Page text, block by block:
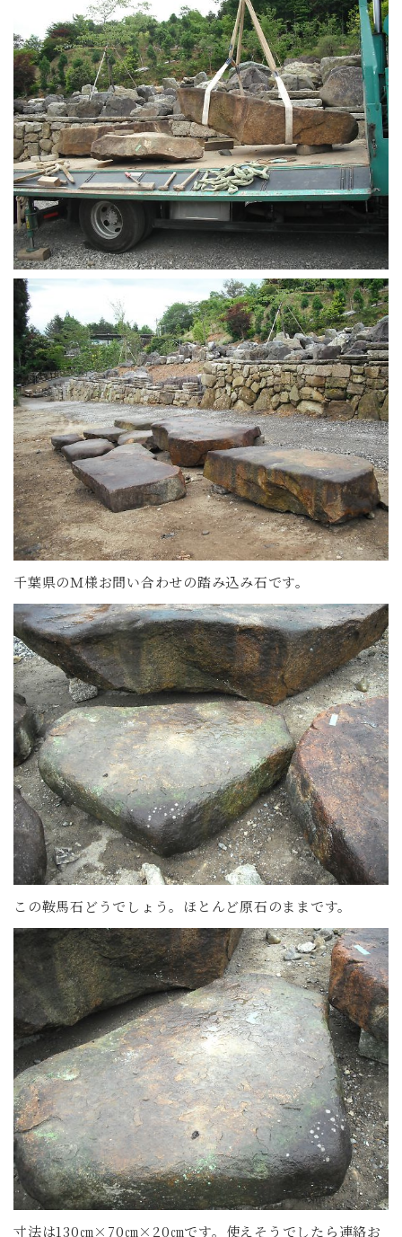
千葉県のＭ様お問い合わせの踏み込み石です。
この鞍馬石どうでしょう。ほとんど原石のままです。
寸法は130㎝×70㎝×20㎝です。使えそうでしたら連絡お